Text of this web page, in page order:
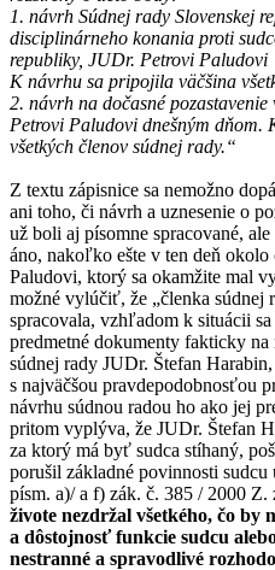
1. návrh Súdnej rady Slovenskej
disciplinárneho konania proti
republiky, JUDr. Petrovi Paludovi
K návrhu sa pripojila väčšina
2. návrh na dočasné
Petrovi Paludovi dnešným
všetkých členov súdnej rady.“
Z textu zápisnice sa nemožno
ani toho, či návrh a uznesenie o
už boli aj písomne spracované,
áno, nakoľko ešte v ten deň okolo
Paludovi, ktorý sa okamžite mal
možné vylúčiť, že „členka súdnej
spracovala, vzhľadom k situácii
predmetné dokumenty fakticky
súdnej rady JUDr. Štefan
s najväčšou pravdepodobnosťou
návrhu súdnou radou ho ako jej
pritom vyplýva, že JUDr. Štefan
za ktorý má byť sudca stíhaný,
porušil základné povinnosti sudcu
písm. a)/ a f) zák. č. 385 / 2000 Z.
živote nezdržal všetkého, čo by
a dôstojnosť funkcie sudcu
nestranné a spravodlivé